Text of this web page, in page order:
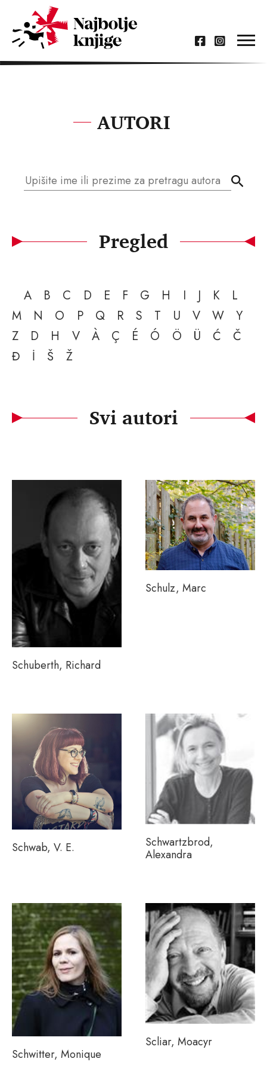
AUTORI
Pregled
A B C D E F G H I J K
L
M
N O P Q R S T U V W
Y
Z
D H V À Ç É Ó Ö Ü Ć
Č
Đ
İ Š Ž
Svi autori
Schuberth, Richard
Schulz, Marc
Schwab, V. E.
Schwartzbrod,
Alexandra
Schwitter, Monique
Scliar, Moacyr